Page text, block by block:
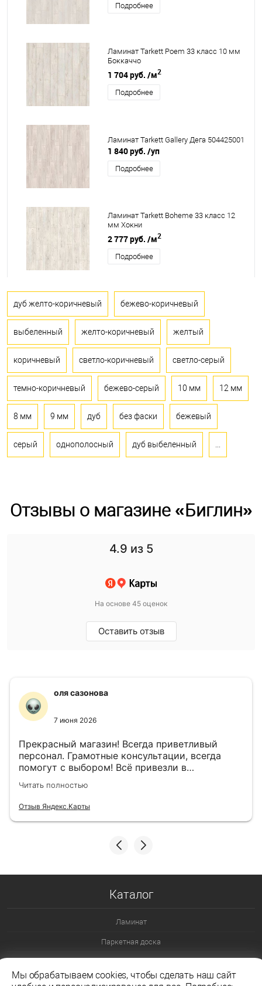
Подробнее
Ламинат Tarkett Poem 33 класс 10 мм
Боккаччо
1 704 руб. /м2
Подробнее
Ламинат Tarkett Gallery Дега 504425001
1 840 руб. /уп
Подробнее
Ламинат Tarkett Boheme 33 класс 12
мм Хокни
2 777 руб. /м2
Подробнее
дуб желто-коричневый бежево-коричневый
выбеленный желто-коричневый желтый
коричневый светло-коричневый светло-серый
темно-коричневый бежево-серый 10 мм 12 мм
8 мм 9 мм дуб без фаски бежевый
серый однополосный дуб выбеленный
Отзывы о магазине «Биглин»
4.9 из 5
На основе 45 оценок
Оставить отзыв
оля сазонова
7 июня 2026
Прекрасный магазин! Всегда приветливый
персонал. Грамотные консультации, всегда
помогут с выбором! Всё привезли в
назначенный день!
Читать полностью
Отзыв Яндекс.Карты
Каталог
Ламинат
Паркетная доска
Ламинат 33 класс
Мы обрабатываем cookies, чтобы сделать наш сайт